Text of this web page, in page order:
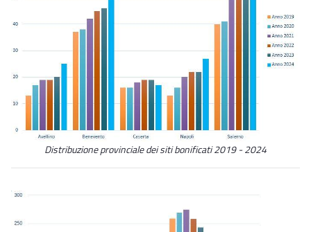
Distribuzione provinciale dei siti bonificati 2019 - 2024